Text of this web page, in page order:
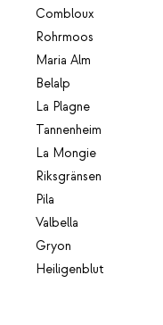
Combloux
Rohrmoos
Maria Alm
Belalp
La Plagne
Tannenheim
La Mongie
Riksgränsen
Pila
Valbella
Gryon
Heiligenblut